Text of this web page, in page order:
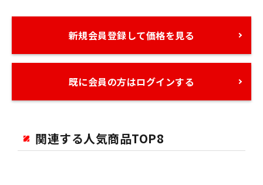
新規会員登録して価格を見る
既に会員の方はログインする
関連する人気商品TOP8